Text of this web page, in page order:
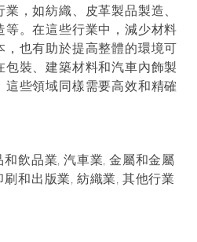
，如紡織、皮革製品製造、
。在這些行業中，減少材料
也有助於提高整體的環境可
裝、建築材料和汽車內飾製
些領域同樣需要高效和精確
飲品業, 汽車業, 金屬和金屬
和出版業, 紡織業, 其他行業